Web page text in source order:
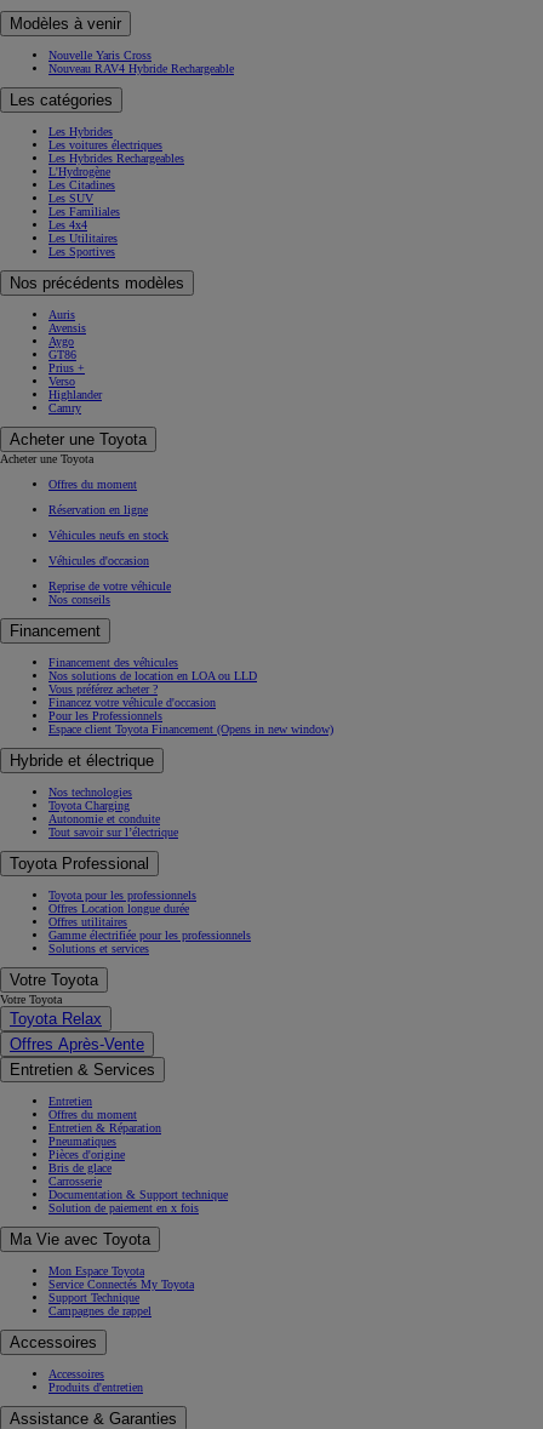
Modèles à venir
Nouvelle Yaris Cross
Nouveau RAV4 Hybride Rechargeable
Les catégories
Les Hybrides
Les voitures électriques
Les Hybrides Rechargeables
L'Hydrogène
Les Citadines
Les SUV
Les Familiales
Les 4x4
Les Utilitaires
Les Sportives
Nos précédents modèles
Auris
Avensis
Aygo
GT86
Prius +
Verso
Highlander
Camry
Acheter une Toyota
Acheter une Toyota
Offres du moment
Réservation en ligne
Véhicules neufs en stock
Véhicules d'occasion
Reprise de votre véhicule
Nos conseils
Financement
Financement des véhicules
Nos solutions de location en LOA ou LLD
Vous préférez acheter ?
Financez votre véhicule d'occasion
Pour les Professionnels
Espace client Toyota Financement (Opens in new window)
Hybride et électrique
Nos technologies
Toyota Charging
Autonomie et conduite
Tout savoir sur l’électrique
Toyota Professional
Toyota pour les professionnels
Offres Location longue durée
Offres utilitaires
Gamme électrifiée pour les professionnels
Solutions et services
Votre Toyota
Votre Toyota
Toyota Relax
Offres Après-Vente
Entretien & Services
Entretien
Offres du moment
Entretien & Réparation
Pneumatiques
Pièces d'origine
Bris de glace
Carrosserie
Documentation & Support technique
Solution de paiement en x fois
Ma Vie avec Toyota
Mon Espace Toyota
Service Connectés My Toyota
Support Technique
Campagnes de rappel
Accessoires
Accessoires
Produits d'entretien
Assistance & Garanties